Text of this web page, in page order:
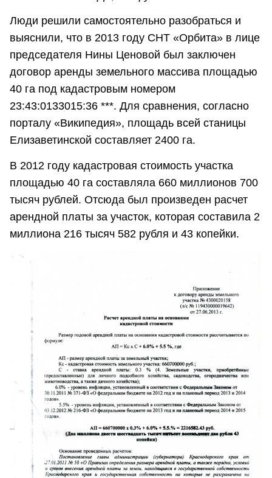
Люди решили самостоятельно разобраться и
выяснили, что в 2013 году СНТ «Орбита» в лице
председателя Нины Ценовой был заключен
договор аренды земельного массива площадью
40 га под кадастровым номером
23:43:0133015:36 ***. Для сравнения, согласно
порталу «Википедия», площадь всей станицы
Елизаветинской составляет 2400 га.
В 2012 году кадастровая стоимость участка
площадью 40 га составляла 660 миллионов 700
тысяч рублей. Отсюда был произведен расчет
арендной платы за участок, которая составила 2
миллиона 216 тысяч 582 рубля и 43 копейки.